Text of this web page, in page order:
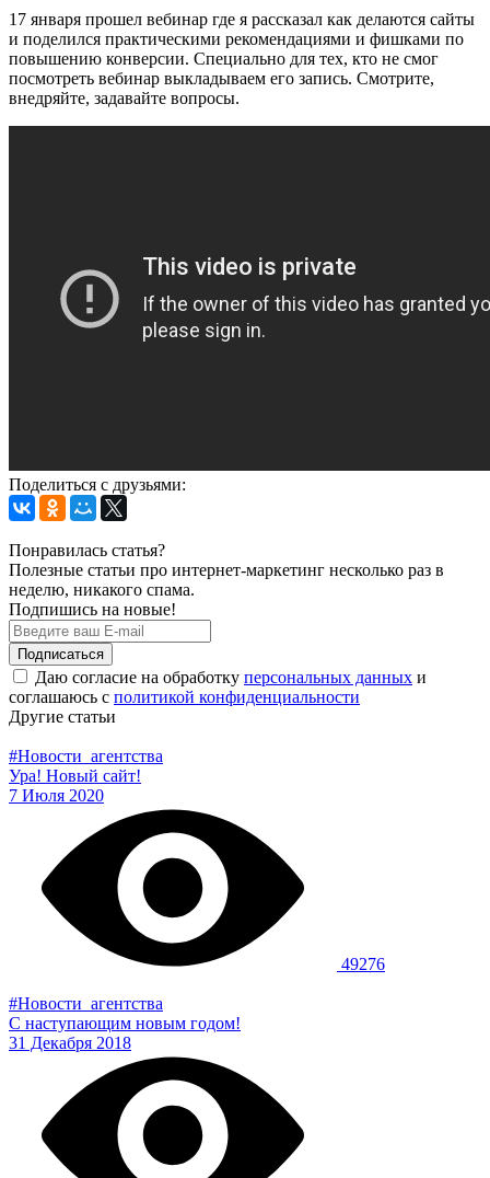
17 января прошел вебинар где я рассказал как делаются сайты
и поделился практическими рекомендациями и фишками по
повышению конверсии. Специально для тех, кто не смог
посмотреть вебинар выкладываем его запись. Смотрите,
внедряйте, задавайте вопросы.
Поделиться с друзьями:
Понравилась статья?
Полезные статьи про интернет-маркетинг несколько раз в
неделю, никакого спама.
Подпишись на новые!
Подписаться
Даю согласие на обработку персональных данных и
соглашаюсь с политикой конфиденциальности
Другие статьи
#Новости_агентства
Ура! Новый сайт!
7 Июля 2020
49276
#Новости_агентства
С наступающим новым годом!
31 Декабря 2018